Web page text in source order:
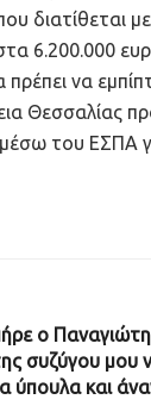
διατίθεται
6.200.000
να
Θεσσαλίας
μέσω του ΕΣΠΑ
ο
συζύγου μου
ύπουλα και